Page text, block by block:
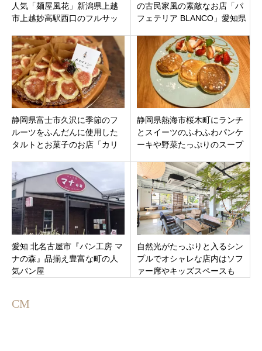
人気「麺屋風花」新潟県上越
市上越妙高駅西口のフルサッ
の古民家風の素敵なお店「パ
フェテリア BLANCO」愛知県
静岡県富士市久沢に季節のフ
ルーツをふんだんに使用した
タルトとお菓子のお店「カリ
静岡県熱海市桜木町にランチ
とスイーツのふわふわパンケ
ーキや野菜たっぷりのスープ
ェ「haru（ハル）」
愛知 北名古屋市『パン工房 マ
ナの森』品揃え豊富な町の人
気パン屋
自然光がたっぷりと入るシン
プルでオシャレな店内はソフ
ァー席やキッズスペースも
CM